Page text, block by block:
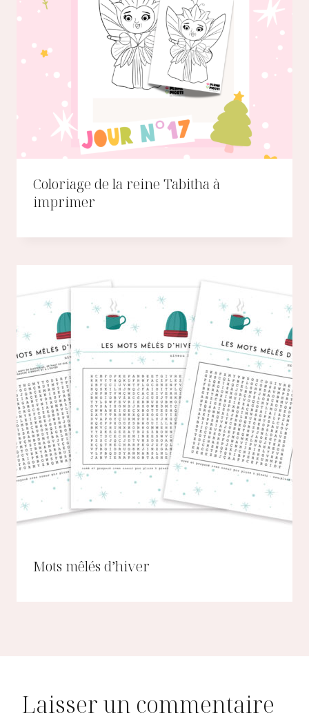
Coloriage de la reine Tabitha à
imprimer
Mots mêlés d’hiver
Laisser un commentaire